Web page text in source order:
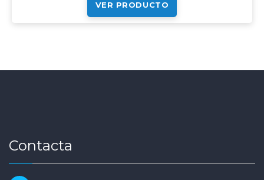
VER PRODUCTO
Contacta